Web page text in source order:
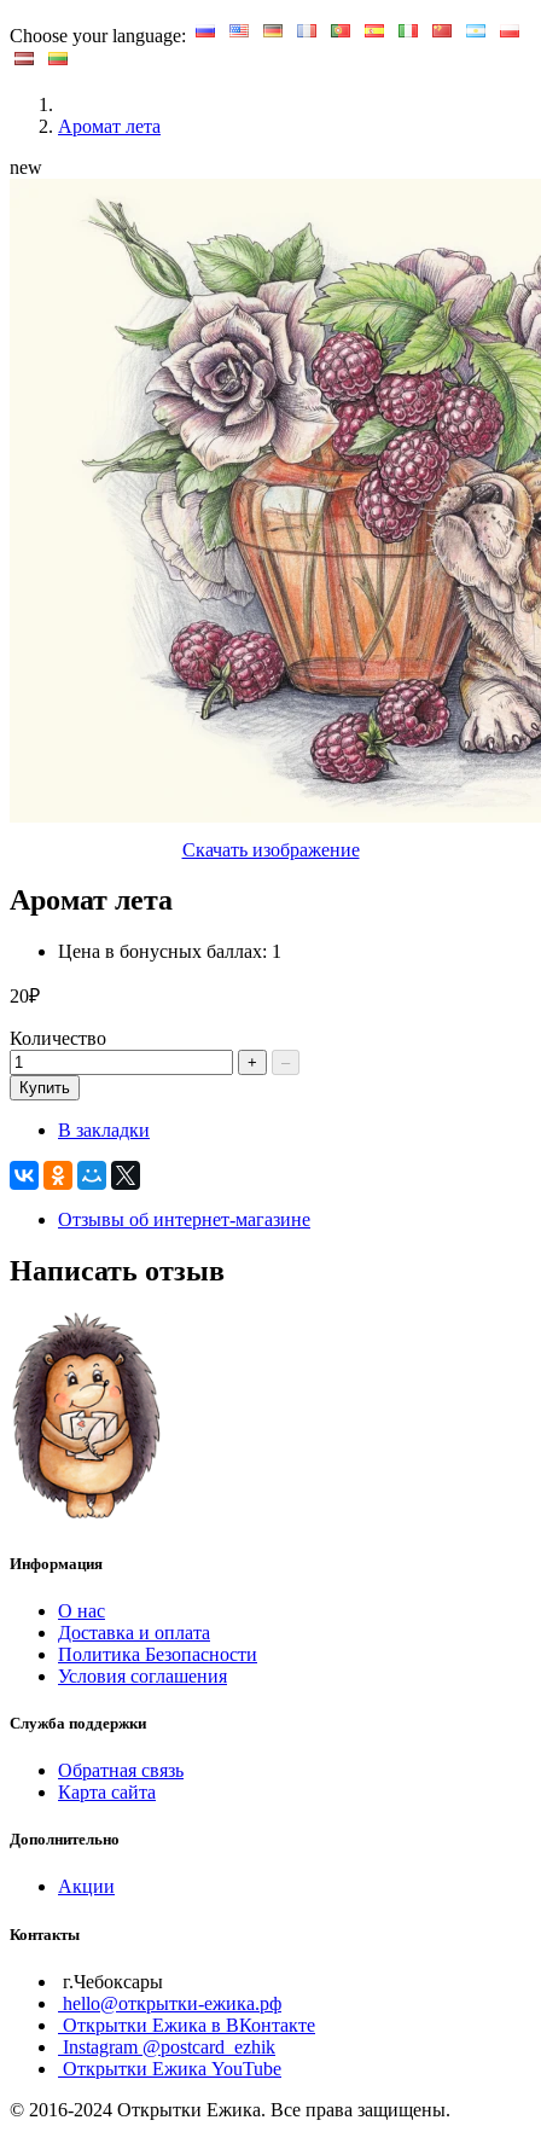
Choose your language:
Аромат лета
new
Скачать изображение
Аромат лета
Цена в бонусных баллах: 1
20₽
Количество
+
–
Купить
В закладки
Отзывы об интернет-магазине
Написать отзыв
Информация
О нас
Доставка и оплата
Политика Безопасности
Условия соглашения
Служба поддержки
Обратная связь
Карта сайта
Дополнительно
Акции
Контакты
г.Чебоксары
hello@открытки-ежика.рф
Открытки Ежика в ВКонтакте
Instagram @postcard_ezhik
Открытки Ежика YouTube
© 2016-2024 Открытки Ежика. Все права защищены.